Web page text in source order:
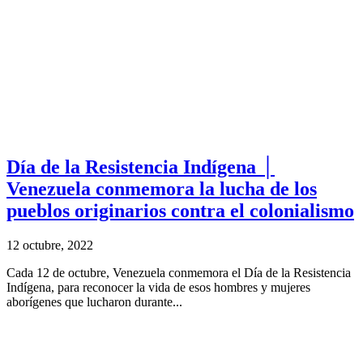
Día de la Resistencia Indígena │
Venezuela conmemora la lucha de los
pueblos originarios contra el colonialismo
12 octubre, 2022
Cada 12 de octubre, Venezuela conmemora el Día de la Resistencia
Indígena, para reconocer la vida de esos hombres y mujeres
aborígenes que lucharon durante...